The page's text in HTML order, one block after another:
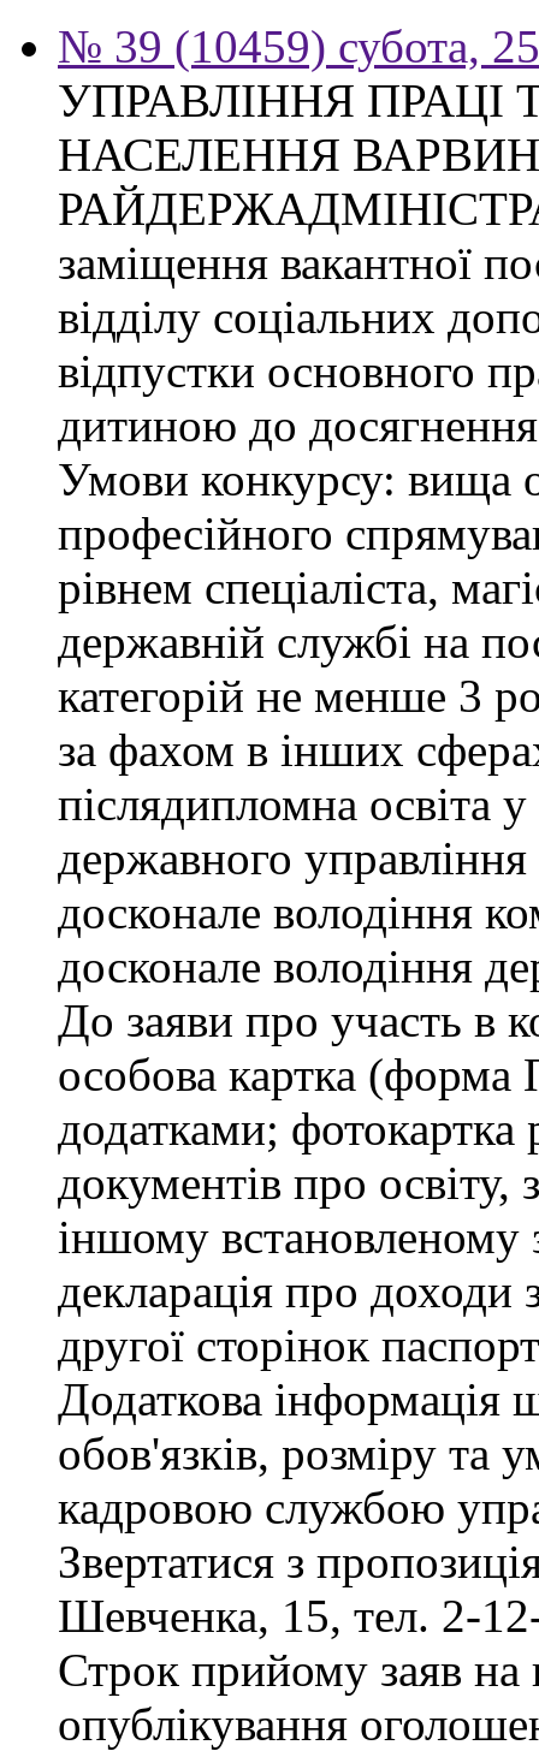
№ 39 (10459) субота,
УПРАВЛІННЯ ПРАЦІ
НАСЕЛЕННЯ
заміщення вакантної
відділу соціальних
відпустки основного
дитиною до
Умови конкурсу: вища
професійного
рівнем спеціаліста,
державній службі на
категорій не менше 3
за фахом в інших
післядипломна освіта
державного управління
досконале володіння
досконале володіння
До заяви про участь в
особова картка
додатками; фотокартка
документів про освіту,
іншому встановленому
декларація про доходи
другої сторінок
Додаткова інформація
обов'язків, розміру та
кадровою службою
Звертатися з
Шевченка, 15, тел. 2-
Строк прийому заяв на
опублікування